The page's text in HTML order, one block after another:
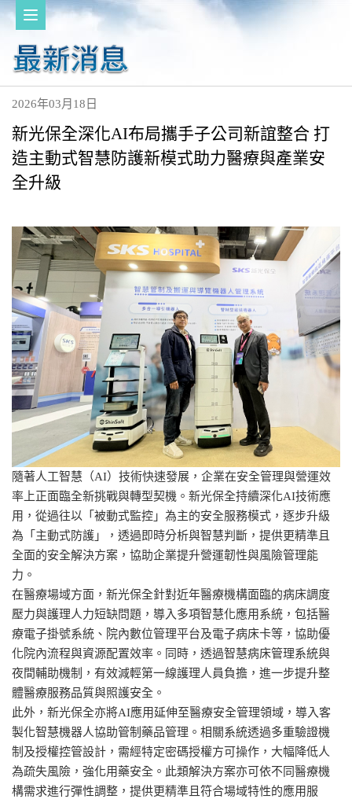
2026年03月18日
新光保全深化AI布局攜手子公司新誼整合 打
造主動式智慧防護新模式助力醫療與產業安
全升級
隨著人工智慧（AI）技術快速發展，企業在安全管理與營運效
率上正面臨全新挑戰與轉型契機。新光保全持續深化AI技術應
用，從過往以「被動式監控」為主的安全服務模式，逐步升級
為「主動式防護」，透過即時分析與智慧判斷，提供更精準且
全面的安全解決方案，協助企業提升營運韌性與風險管理能
力。
在醫療場域方面，新光保全針對近年醫療機構面臨的病床調度
壓力與護理人力短缺問題，導入多項智慧化應用系統，包括醫
療電子掛號系統、院內數位管理平台及電子病床卡等，協助優
化院內流程與資源配置效率。同時，透過智慧病床管理系統與
夜間輔助機制，有效減輕第一線護理人員負擔，進一步提升整
體醫療服務品質與照護安全。
此外，新光保全亦將AI應用延伸至醫療安全管理領域，導入客
製化智慧機器人協助管制藥品管理。相關系統透過多重驗證機
制及授權控管設計，需經特定密碼授權方可操作，大幅降低人
為疏失風險，強化用藥安全。此類解決方案亦可依不同醫療機
構需求進行彈性調整，提供更精準且符合場域特性的應用服